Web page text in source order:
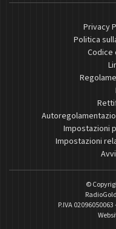
Privacy
Politica
Codice
Impostazioni
Impostazioni
©
P.IVA